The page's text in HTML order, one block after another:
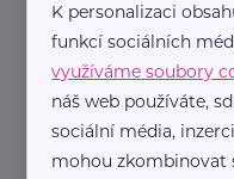
zdravotnické
hygienická řešení
tradicí.
Zaměřuje ...
K personalizaci
funkcí sociálních
využíváme soubory
náš web používáte,
sociální média,
mohou zkombinovat